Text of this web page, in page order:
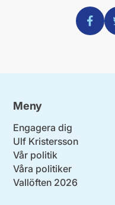
Dela via
Meny
Engagera dig
Ulf Kristersson
Vår politik
Våra politiker
Vallöften 2026